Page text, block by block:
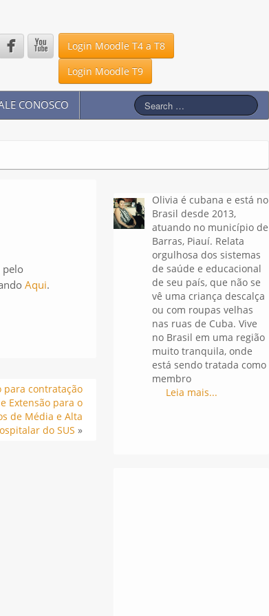

Login Moodle T4 a T8
Login Moodle T9
CONOSCO
Aqui.
para contratação
Extensão para o
de Média e Alta
do SUS »
Olivia é cubana e está no
Brasil desde 2013,
atuando no município de
Barras, Piauí. Relata
orgulhosa dos sistemas
de saúde e educacional
de seu país, que não se
vê uma criança descalça
ou com roupas velhas
nas ruas de Cuba. Vive
no Brasil em uma região
muito tranquila, onde
está sendo tratada como
membro
Leia mais...